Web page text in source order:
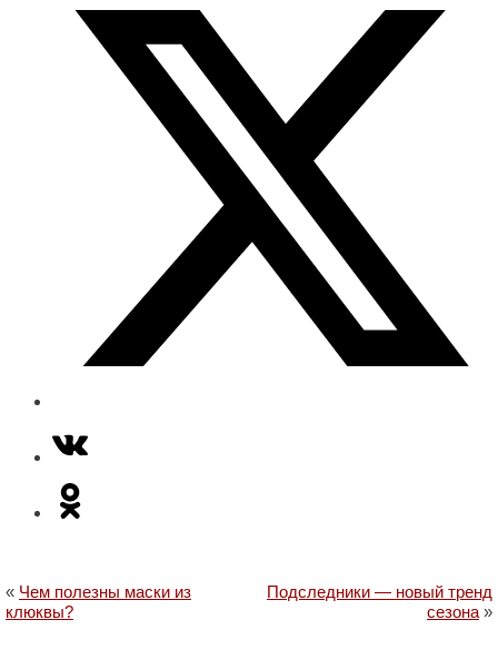
« Чем полезны маски из
клюквы?
Подследники — новый тренд
сезона »